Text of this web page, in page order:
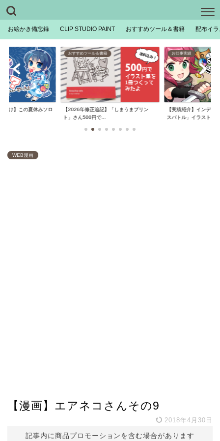
お絵かき備忘録 CLIP STUDIO PAINT おすすめツール＆書籍 配布イ
向け】この夏休みソロ
おすすめツール＆書籍
【2026年修正追記】「しまうまプリン
ト」さん500円で...
お仕事実績
【実績紹介】インディ
スバトル」イラスト...
WEB漫画
【漫画】エアネコさんその9
2018年4月30日
記事内に商品プロモーションを含む場合があります